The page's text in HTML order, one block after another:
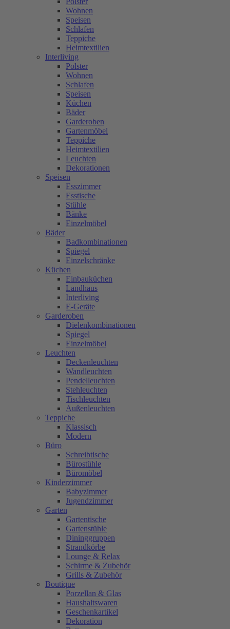
Wohnen
Speisen
Schlafen
Teppiche
Heimtextilien
Interliving
Polster
Wohnen
Schlafen
Speisen
Küchen
Bäder
Garderoben
Gartenmöbel
Teppiche
Heimtextilien
Leuchten
Dekorationen
Speisen
Esszimmer
Esstische
Stühle
Bänke
Einzelmöbel
Bäder
Badkombinationen
Spiegel
Einzelschränke
Küchen
Einbauküchen
Landhaus
Interliving
E-Geräte
Garderoben
Dielenkombinationen
Spiegel
Einzelmöbel
Leuchten
Deckenleuchten
Wandleuchten
Pendelleuchten
Stehleuchten
Tischleuchten
Außenleuchten
Teppiche
Klassisch
Modern
Büro
Schreibtische
Bürostühle
Büromöbel
Kinderzimmer
Babyzimmer
Jugendzimmer
Garten
Gartentische
Gartenstühle
Dininggruppen
Strandkörbe
Lounge & Relax
Schirme & Zubehör
Grills & Zubehör
Boutique
Porzellan & Glas
Haushaltswaren
Geschenkartikel
Dekoration